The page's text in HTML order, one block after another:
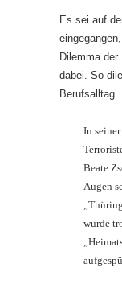
Es sei auf
Dilemma
dabei. So
Berufsalltag.
In
Beate
Augen
wurde